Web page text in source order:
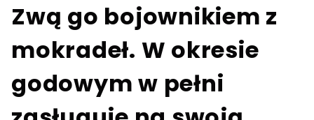
Zwą go bojownikiem z
mokradeł. W okresie
godowym w pełni